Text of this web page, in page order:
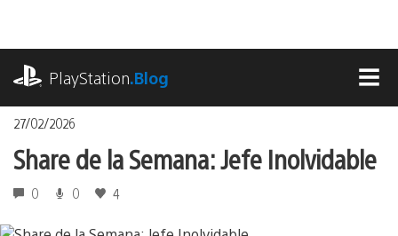
contenido
PlayStation.Blog
27/02/2026
Share de la Semana: Jefe Inolvidable
0 0 4